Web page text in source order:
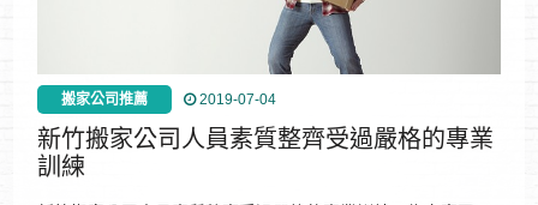
搬家公司推薦 2019-07-04
新竹搬家公司人員素質整齊受過嚴格的專業
訓練